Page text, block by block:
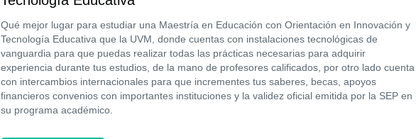
Qué mejor lugar para estudiar una Maestría en Educación con Orientación en Innovación y
Tecnología Educativa que la UVM, donde cuentas con instalaciones tecnológicas de
vanguardia para que puedas realizar todas las prácticas necesarias para adquirir
experiencia durante tus estudios, de la mano de profesores calificados, por otro lado cuenta
con intercambios internacionales para que incrementes tus saberes, becas, apoyos
financieros convenios con importantes instituciones y la validez oficial emitida por la SEP en
su programa académico.